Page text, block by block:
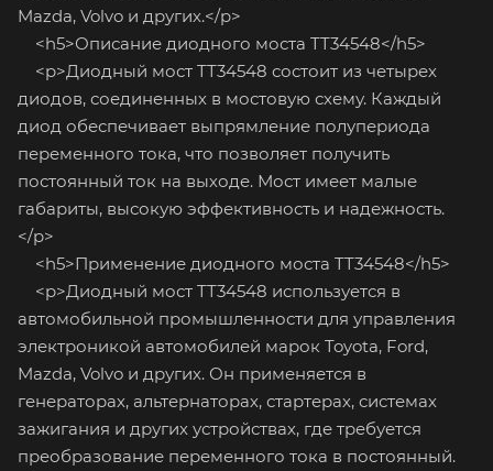
Mazda, Volvo и других.</p>
<h5>Описание диодного моста TT34548</h5>
<p>Диодный мост TT34548 состоит из четырех
диодов, соединенных в мостовую схему. Каждый
диод обеспечивает выпрямление полупериода
переменного тока, что позволяет получить
постоянный ток на выходе. Мост имеет малые
габариты, высокую эффективность и надежность.
</p>
<h5>Применение диодного моста TT34548</h5>
<p>Диодный мост TT34548 используется в
автомобильной промышленности для управления
электроникой автомобилей марок Toyota, Ford,
Mazda, Volvo и других. Он применяется в
генераторах, альтернаторах, стартерах, системах
зажигания и других устройствах, где требуется
преобразование переменного тока в постоянный.